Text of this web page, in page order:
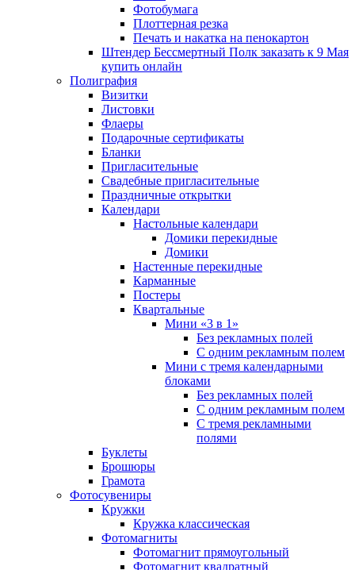
Фотобумага
Плоттерная резка
Печать и накатка на пенокартон
Штендер Бессмертный Полк заказать к 9 Мая
купить онлайн
Полиграфия
Визитки
Листовки
Флаеры
Подарочные сертификаты
Бланки
Пригласительные
Свадебные пригласительные
Праздничные открытки
Календари
Настольные календари
Домики перекидные
Домики
Настенные перекидные
Карманные
Постеры
Квартальные
Мини «3 в 1»
Без рекламных полей
С одним рекламным полем
Мини с тремя календарными
блоками
Без рекламных полей
С одним рекламным полем
С тремя рекламными
полями
Буклеты
Брошюры
Грамота
Фотосувениры
Кружки
Кружка классическая
Фотомагниты
Фотомагнит прямоугольный
Фотомагнит квадратный